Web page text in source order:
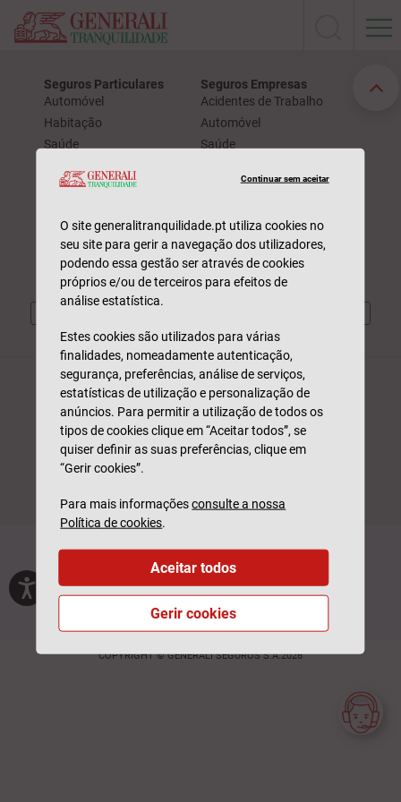
Seguros Particulares
Automóvel
Habitação
Saúde
Seguros Empresas
Acidentes de Trabalho
Automóvel
Saúde
Consultar Estado
Dias úteis | 09h às 19h
Privacidade Termos de Utilização Glossário Feedback Outros sites
COPYRIGHT © GENERALI SEGUROS S.A.2026
Continuar sem aceitar
O site generalitranquilidade.pt utiliza cookies no
seu site para gerir a navegação dos utilizadores,
podendo essa gestão ser através de cookies
próprios e/ou de terceiros para efeitos de
análise estatística.
Estes cookies são utilizados para várias
finalidades, nomeadamente autenticação,
segurança, preferências, análise de serviços,
estatísticas de utilização e personalização de
anúncios. Para permitir a utilização de todos os
tipos de cookies clique em “Aceitar todos”, se
quiser definir as suas preferências, clique em
“Gerir cookies”.
Para mais informaçõesconsulte a nossa
Política de cookies.
Gerir cookies
Aceitar todos